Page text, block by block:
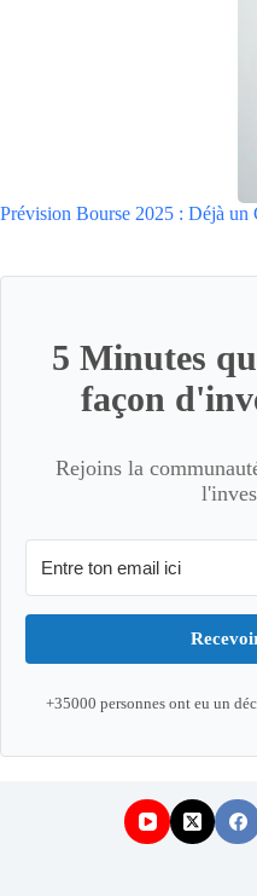
Prévision Bourse 2025 : Déjà
5 Minutes
façon
Rejoins la
+35000 personnes ont eu un